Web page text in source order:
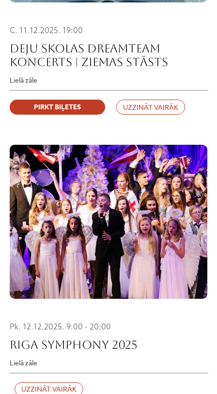
C. 11.12.2025. 19:00
Deju skolas Dreamteam
koncerts | ZIEMAS STĀSTS
Lielā zāle
PIRKT BIĻETES UZZINĀT VAIRĀK
Pk. 12.12.2025. 9:00 - 20:00
RIGA SYMPHONY 2025
Lielā zāle
UZZINĀT VAIRĀK